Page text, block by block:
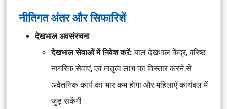
नीतिगत अंतर और सिफारिशें
देखभाल अवसंरचना
देखभाल सेवाओं में निवेश करें: बाल देखभाल केंद्र,वरिष्ठ
नागरिक सेवाएं, एवंमातृत्व लाभका विस्तार करने से
अवैतनिक कार्य का भार कम होगा और महिलाएँ कार्यबल में
जुड़ सकेंगी।